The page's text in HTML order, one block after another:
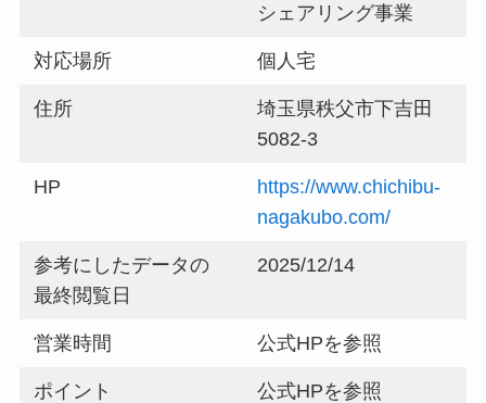
シェアリング事業
対応場所 個人宅
住所
埼玉県秩父市下吉田
5082-3
HP
https://www.chichibu-
nagakubo.com/
参考にしたデータの
最終閲覧日
2025/12/14
営業時間 公式HPを参照
ポイント 公式HPを参照